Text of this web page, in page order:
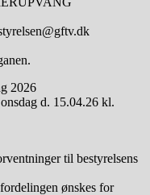
2026
d. 15.04.26 kl.
til bestyrelsens
ønskes for